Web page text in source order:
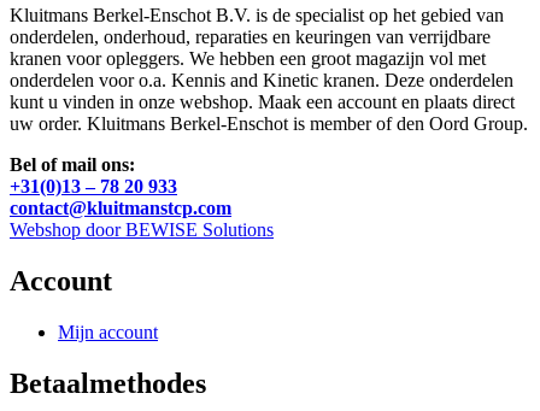
Kluitmans Berkel-Enschot B.V. is de specialist op het gebied van
onderdelen, onderhoud, reparaties en keuringen van verrijdbare
kranen voor opleggers. We hebben een groot magazijn vol met
onderdelen voor o.a. Kennis and Kinetic kranen. Deze onderdelen
kunt u vinden in onze webshop. Maak een account en plaats direct
uw order. Kluitmans Berkel-Enschot is member of den Oord Group.
Bel of mail ons:
+31(0)13 – 78 20 933
contact@kluitmanstcp.com
Webshop door BEWISE Solutions
Account
Mijn account
Betaalmethodes